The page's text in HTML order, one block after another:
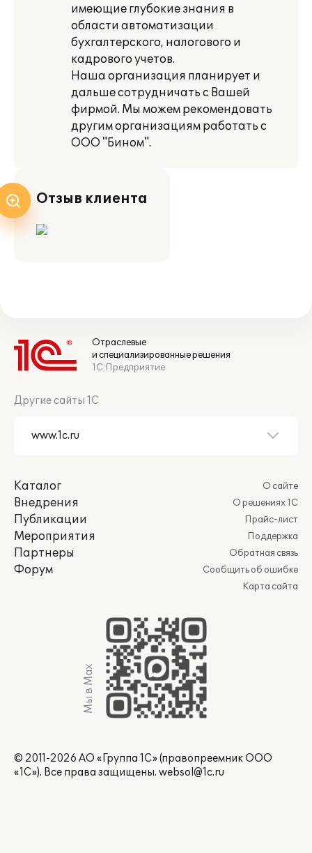
имеющие глубокие знания в
области автоматизации
бухгалтерского, налогового и
кадрового учетов.
Наша организация планирует и
дальше сотрудничать с Вашей
фирмой. Мы можем рекомендовать
другим организациям работать с
ООО "Бином".
Отзыв клиента
Отраслевые
и специализированные решения
1С:Предприятие
Другие сайты 1С
Каталог
Внедрения
Публикации
Мероприятия
Партнеры
Форум
О сайте
О решениях 1С
Прайс-лист
Поддержка
Обратная связь
Сообщить об ошибке
Карта сайта
Мы в Max
© 2011-2026 АО «Группа 1С» (правопреемник ООО
«1С»). Все права защищены. websol@1c.ru